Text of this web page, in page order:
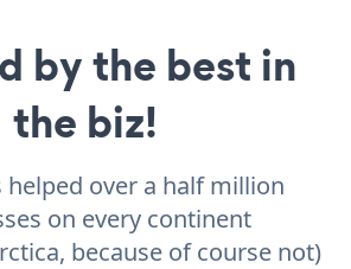
by the best in
the biz!
helped over a half million
on every continent
because of course not)